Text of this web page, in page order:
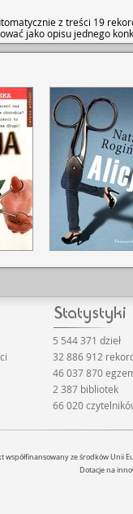
z treści 19
jako opisu jednego
5 544 371 dzieł
32 886 912
46 037 870
2 387 bibliotek
66 020
współfinansowany ze środków Unii
Dotacje na